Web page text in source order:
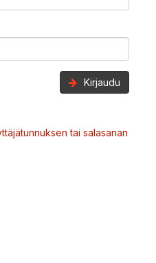
Kirjaudu
tai salasanan